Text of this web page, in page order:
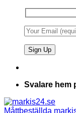
Svalare hem